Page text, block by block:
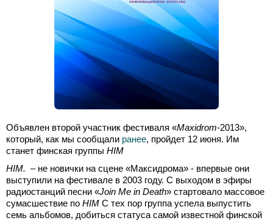
Объявлен второй участник фестиваля «Maxidrom-2013»,
который, как мы сообщали ранее, пройдет 12 июня. Им
станет финская группы HIM
HIM. – не новички на сцене «Максидрома» - впервые они
выступили на фестивале в 2003 году. С выходом в эфиры
радиостанций песни «Join Me in Death» стартовало массовое
сумасшествие по HIM С тех пор группа успела выпустить
семь альбомов, добиться статуса самой известной финской